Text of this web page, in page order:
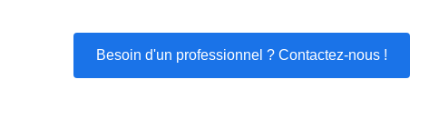
Besoin d'un professionnel ? Contactez-nous !